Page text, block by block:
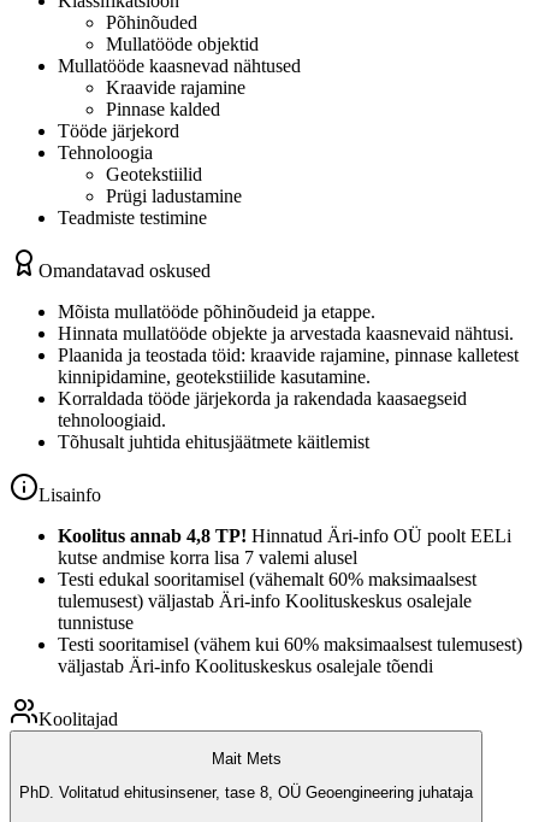
Põhinõuded
Mullatööde objektid
Mullatööde kaasnevad nähtused
Kraavide rajamine
Pinnase kalded
Tööde järjekord
Tehnoloogia
Geotekstiilid
Prügi ladustamine
Teadmiste testimine
Omandatavad oskused
Mõista mullatööde põhinõudeid ja etappe.
Hinnata mullatööde objekte ja arvestada kaasnevaid nähtusi.
Plaanida ja teostada töid: kraavide rajamine, pinnase kalletest
kinnipidamine, geotekstiilide kasutamine.
Korraldada tööde järjekorda ja rakendada kaasaegseid
tehnoloogiaid.
Tõhusalt juhtida ehitusjäätmete käitlemist
Lisainfo
Koolitus annab 4,8 TP! Hinnatud Äri-info OÜ poolt EELi
kutse andmise korra lisa 7 valemi alusel
Testi edukal sooritamisel (vähemalt 60% maksimaalsest
tulemusest) väljastab Äri-info Koolituskeskus osalejale
tunnistuse
Testi sooritamisel (vähem kui 60% maksimaalsest tulemusest)
väljastab Äri-info Koolituskeskus osalejale tõendi
Koolitajad
Mait Mets
PhD. Volitatud ehitusinsener, tase 8, OÜ Geoengineering juhataja